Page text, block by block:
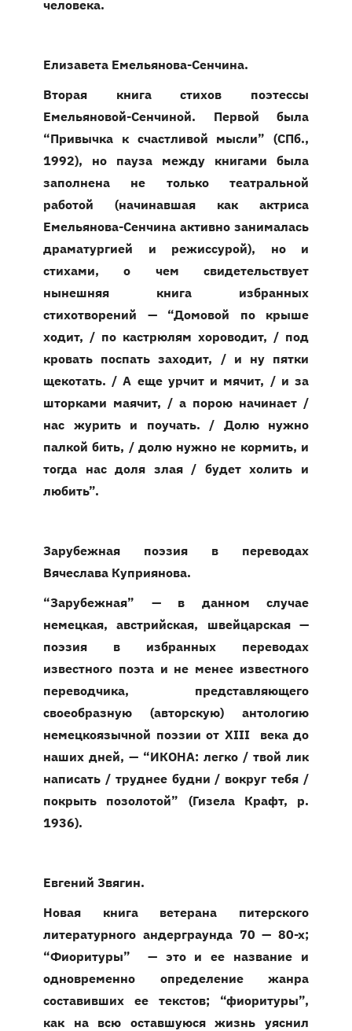
человека.
Елизавета Емельянова-Сенчина.
Вторая книга стихов поэтессы
Емельяновой-Сенчиной. Первой была
“Привычка к счастливой мысли” (СПб.,
1992), но пауза между книгами была
заполнена не только театральной
работой (начинавшая как актриса
Емельянова-Сенчина активно занималась
драматургией и режиссурой), но и
стихами, о чем свидетельствует
нынешняя книга избранных
стихотворений — “Домовой по крыше
ходит, / по кастрюлям хороводит, / под
кровать поспать заходит, / и ну пятки
щекотать. / А еще урчит и мячит, / и за
шторками маячит, / а порою начинает /
нас журить и поучать. / Долю нужно
палкой бить, / долю нужно не кормить, и
тогда нас доля злая / будет холить и
любить”.
Зарубежная поэзия в переводах
Вячеслава Куприянова.
“Зарубежная” — в данном случае
немецкая, австрийская, швейцарская —
поэзия в избранных переводах
известного поэта и не менее известного
переводчика, представляющего
своеобразную (авторскую) антологию
немецкоязычной поэзии от XIII века до
наших дней, — “ИКОНА: легко / твой лик
написать / труднее будни / вокруг тебя /
покрыть позолотой” (Гизела Крафт, р.
1936).
Евгений Звягин.
Новая книга ветерана питерского
литературного андерграунда 70 — 80-х;
“Фиоритуры” — это и ее название и
одновременно определение жанра
составивших ее текстов; “фиоритуры”,
как на всю оставшуюся жизнь уяснил